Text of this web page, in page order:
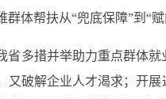
群体帮扶从“兜底保障”到“赋
省多措并举助力重点群体
又破解企业人才渴求；开